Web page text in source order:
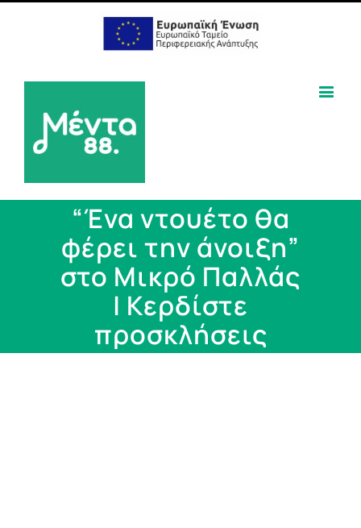
“Ένα ντουέτο θα
φέρει την άνοιξη”
στο Μικρό Παλλάς
| Κερδίστε
προσκλήσεις